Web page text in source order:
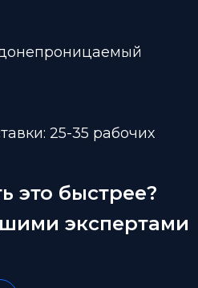
25-35 рабочих
это быстрее?
экспертами